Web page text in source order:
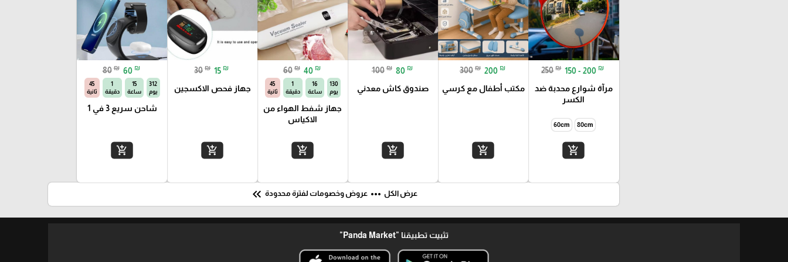
250 ₪ 150 - 200 ₪
مرآة شوارع محدبة ضد
الكسر
80cm
60cm
add_shopping_cart
300 ₪ 200 ₪
مكتب أطفال مع كرسي
add_shopping_cart
100 ₪ 80 ₪
صندوق كاش معدني
add_shopping_cart
60 ₪ 40 ₪
130
يوم
16
ساعة
1
دقيقة
44
ثانية
جهاز شفط الهواء من
الاكياس
add_shopping_cart
30 ₪ 15 ₪
جهاز فحص الاكسجين
add_shopping_cart
80 ₪ 60 ₪
312
يوم
15
ساعة
1
دقيقة
44
ثانية
شاحن سريع 3 في 1
add_shopping_cart
عرض الكل more_horiz عروض وخصومات لفترة محدودة keyboard_double_arrow_left
تثبيت تطبيقنا "Panda Market"